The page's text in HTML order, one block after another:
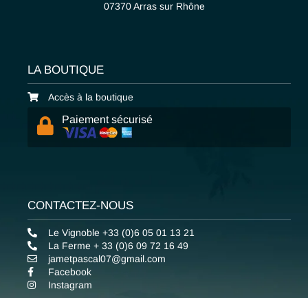
07370 Arras sur Rhône
LA BOUTIQUE
Accès à la boutique
Paiement sécurisé
CONTACTEZ-NOUS
Le Vignoble +33 (0)6 05 01 13 21
La Ferme + 33 (0)6 09 72 16 49
jametpascal07@gmail.com
Facebook
Instagram